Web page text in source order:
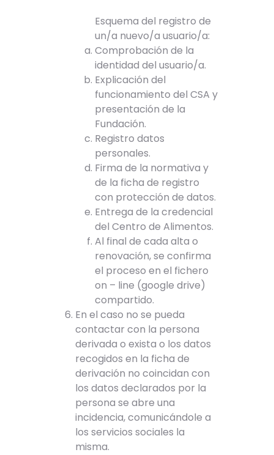
Esquema del registro de
un/a nuevo/a usuario/a:
Comprobación de la
identidad del usuario/a.
Explicación del
funcionamiento del CSA y
presentación de la
Fundación.
Registro datos
personales.
Firma de la normativa y
de la ficha de registro
con protección de datos.
Entrega de la credencial
del Centro de Alimentos.
Al final de cada alta o
renovación, se confirma
el proceso en el fichero
on – line (google drive)
compartido.
En el caso no se pueda
contactar con la persona
derivada o exista o los datos
recogidos en la ficha de
derivación no coincidan con
los datos declarados por la
persona se abre una
incidencia, comunicándole a
los servicios sociales la
misma.